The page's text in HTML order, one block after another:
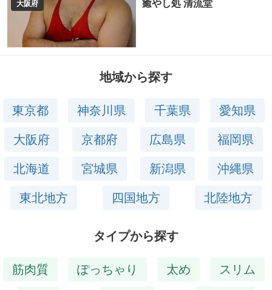
大阪府 癒やし処 清流堂
地域から探す
東京都 神奈川県 千葉県
愛知県
大阪府
京都府 広島県
福岡県
北海道
宮城県 新潟県
沖縄県
東北地方
四国地方 北陸地方
タイプから探す
筋肉質 ぽっちゃり 太め
スリム